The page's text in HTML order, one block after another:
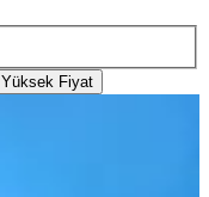
Yüksek Fiyat